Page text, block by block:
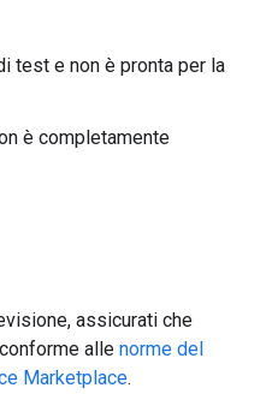
test e non è pronta per la
è completamente
assicurati che
alle norme del
Marketplace.